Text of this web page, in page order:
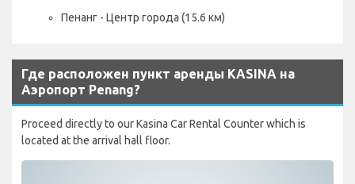
Пенанг - Центр города (15.6 км)
Где расположен пункт аренды KASINA на
Аэропорт Penang?
Proceed directly to our Kasina Car Rental Counter which is
located at the arrival hall floor.